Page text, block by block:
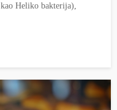
Heliko bakterija),